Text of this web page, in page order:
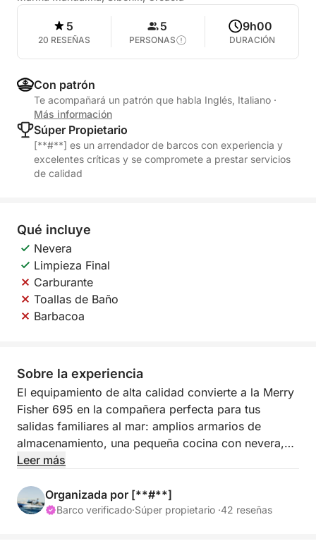
5
20 RESEÑAS
5
PERSONAS
9h00
DURACIÓN
Con patrón
Te acompañará un patrón que habla Inglés, Italiano ·
Más información
Súper Propietario
[**#**] es un arrendador de barcos con experiencia y
excelentes críticas y se compromete a prestar servicios
de calidad
Qué incluye
Nevera
Limpieza Final
Carburante
Toallas de Baño
Barbacoa
Sobre la experiencia
El equipamiento de alta calidad convierte a la Merry
Fisher 695 en la compañera perfecta para tus
salidas familiares al mar: amplios armarios de
almacenamiento, una pequeña cocina con nevera,
dos literas en proa, un salón convertible en litera
puesto de mando, una bañera exterior en forma de L
y amplias plataformas de baño… ¡Disfruta de un
Leer más
Organizada por [**#**]
Barco verificado·Súper propietario ·42 reseñas